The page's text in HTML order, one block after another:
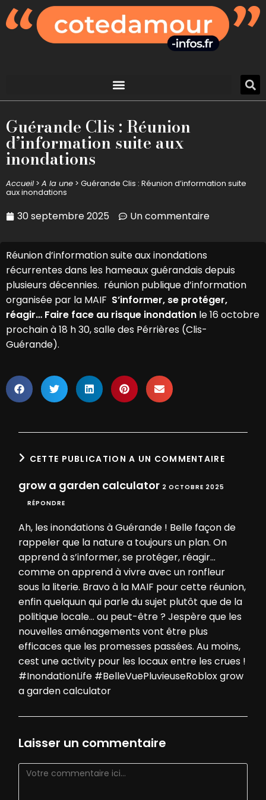
Guérande Clis : Réunion
d’information suite aux
inondations
Accueil> A la une > Guérande Clis : Réunion d’information suite
aux inondations
30 septembre 2025 Un commentaire
Réunion d’information suite aux inondations
récurrentes dans les hameaux guérandais depuis
plusieurs décennies. réunion publique d’information
organisée par la MAIF S’informer, se protéger,
réagir… Faire face au risque inondation le 16 octobre
prochain à 18 h 30, salle des Pérrières (Clis-
Guérande).
CETTE PUBLICATION A UN COMMENTAIRE
grow a garden calculator 2 OCTOBRE 2025
RÉPONDRE
Ah, les inondations à Guérande ! Belle façon de
rappeler que la nature a toujours un plan. On
apprend à s’informer, se protéger, réagir…
comme on apprend à vivre avec un ronfleur
sous la literie. Bravo à la MAIF pour cette réunion,
enfin quelquun qui parle du sujet plutôt que de la
politique locale… ou peut-être ? Jespère que les
nouvelles aménagements vont être plus
efficaces que les promesses passées. Au moins,
cest une activity pour les locaux entre les crues !
#InondationLife #BelleVuePluvieuseRoblox grow
a garden calculator
Laisser un commentaire